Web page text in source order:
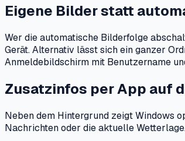
Eigene Bilder statt
Wer die automatische Bilderfolge
Gerät. Alternativ lässt sich ein ganzer
Anmeldebildschirm mit Benutzername
Zusatzinfos per App auf
Neben dem Hintergrund zeigt Windows
Nachrichten oder die aktuelle